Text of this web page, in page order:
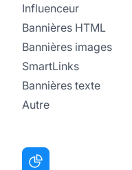
Influenceur
Bannières HTML
Bannières images
SmartLinks
Bannières texte
Autre